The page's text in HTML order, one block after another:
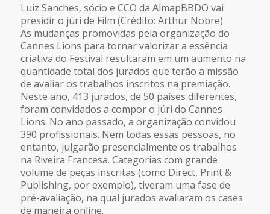
Luiz Sanches, sócio e CCO da AlmapBBDO vai
presidir o júri de Film (Crédito: Arthur Nobre)
As mudanças promovidas pela organização do
Cannes Lions para tornar valorizar a essência
criativa do Festival resultaram em um aumento na
quantidade total dos jurados que terão a missão
de avaliar os trabalhos inscritos na premiação.
Neste ano, 413 jurados, de 50 países diferentes,
foram convidados a compor o júri do Cannes
Lions. No ano passado, a organização convidou
390 profissionais. Nem todas essas pessoas, no
entanto, julgarão presencialmente os trabalhos
na Riveira Francesa. Categorias com grande
volume de peças inscritas (como Direct, Print &
Publishing, por exemplo), tiveram uma fase de
pré-avaliação, na qual jurados avaliaram os cases
de maneira online.